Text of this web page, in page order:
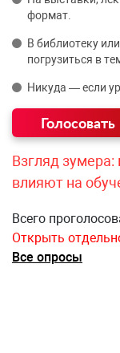
формат.
В библиотеку
погрузиться в
Никуда — если
Взгляд
влияют на
Всего
Открыть
Все опросы